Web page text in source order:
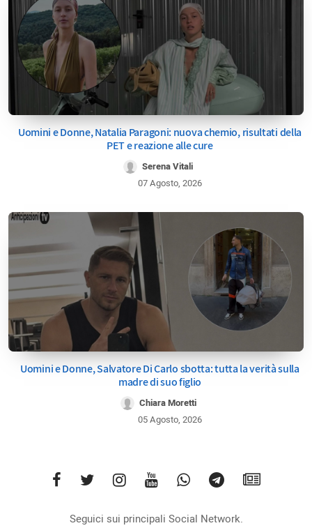
Uomini e Donne, Natalia Paragoni: nuova chemio, risultati della
PET e reazione alle cure
Serena Vitali
07 Agosto, 2026
Uomini e Donne, Salvatore Di Carlo sbotta: tutta la verità sulla
madre di suo figlio
Chiara Moretti
05 Agosto, 2026
Seguici sui principali Social Network.